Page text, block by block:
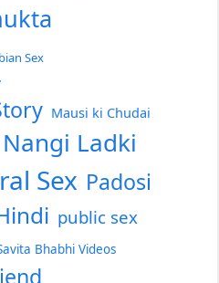
Sex
Mausi ki Chudai
Nangi Ladki
Sex Padosi
public sex
Bhabhi Videos